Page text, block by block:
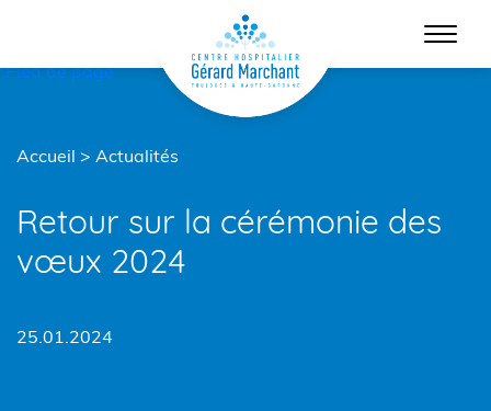
Pied de page
Accueil > Actualités
Retour sur la cérémonie des
vœux 2024
25.01.2024